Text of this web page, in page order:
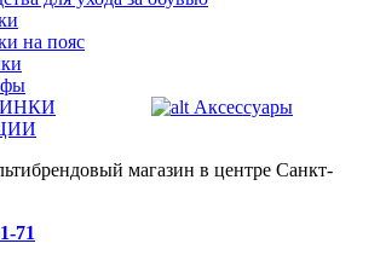
на пояс
Аксессуары
магазин в центре Санкт-
71